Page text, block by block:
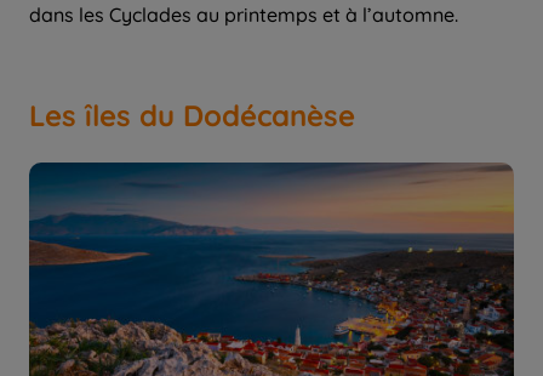
dans les Cyclades au printemps et à l’automne.
Les îles du Dodécanèse